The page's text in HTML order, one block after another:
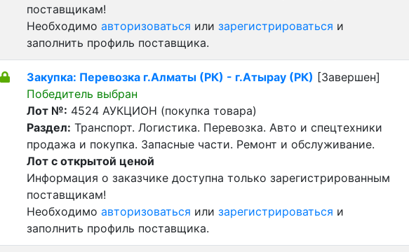
поставщикам!
Необходимо авторизоваться или зарегистрироваться и
заполнить профиль поставщика.
Закупка: Перевозка г.Алматы (РК) - г.Атырау (РК) [Завершен]
Победитель выбран
Лот №: 4524 АУКЦИОН (покупка товара)
Раздел: Транспорт. Логистика. Перевозка. Авто и спецтехники
продажа и покупка. Запасные части. Ремонт и обслуживание.
Лот с открытой ценой
Информация о заказчике доступна только зарегистрированным
поставщикам!
Необходимо авторизоваться или зарегистрироваться и
заполнить профиль поставщика.